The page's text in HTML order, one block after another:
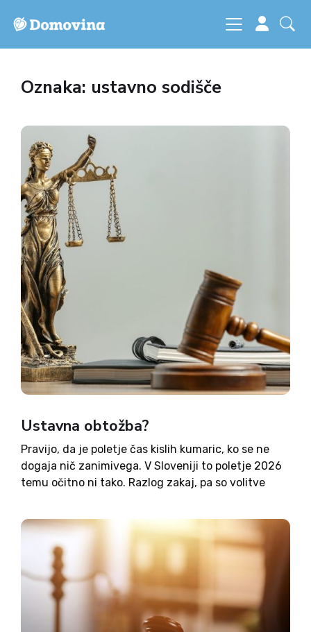
Oznaka: ustavno sodišče
Ustavna obtožba?
Pravijo, da je poletje čas kislih kumaric, ko se ne
dogaja nič zanimivega. V Sloveniji to poletje 2026
temu očitno ni tako. Razlog zakaj, pa so volitve
Pravzaprav čas za menjavo vlade ne bi...